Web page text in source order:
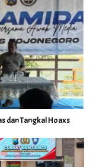
dan Tangkal Hoaxs